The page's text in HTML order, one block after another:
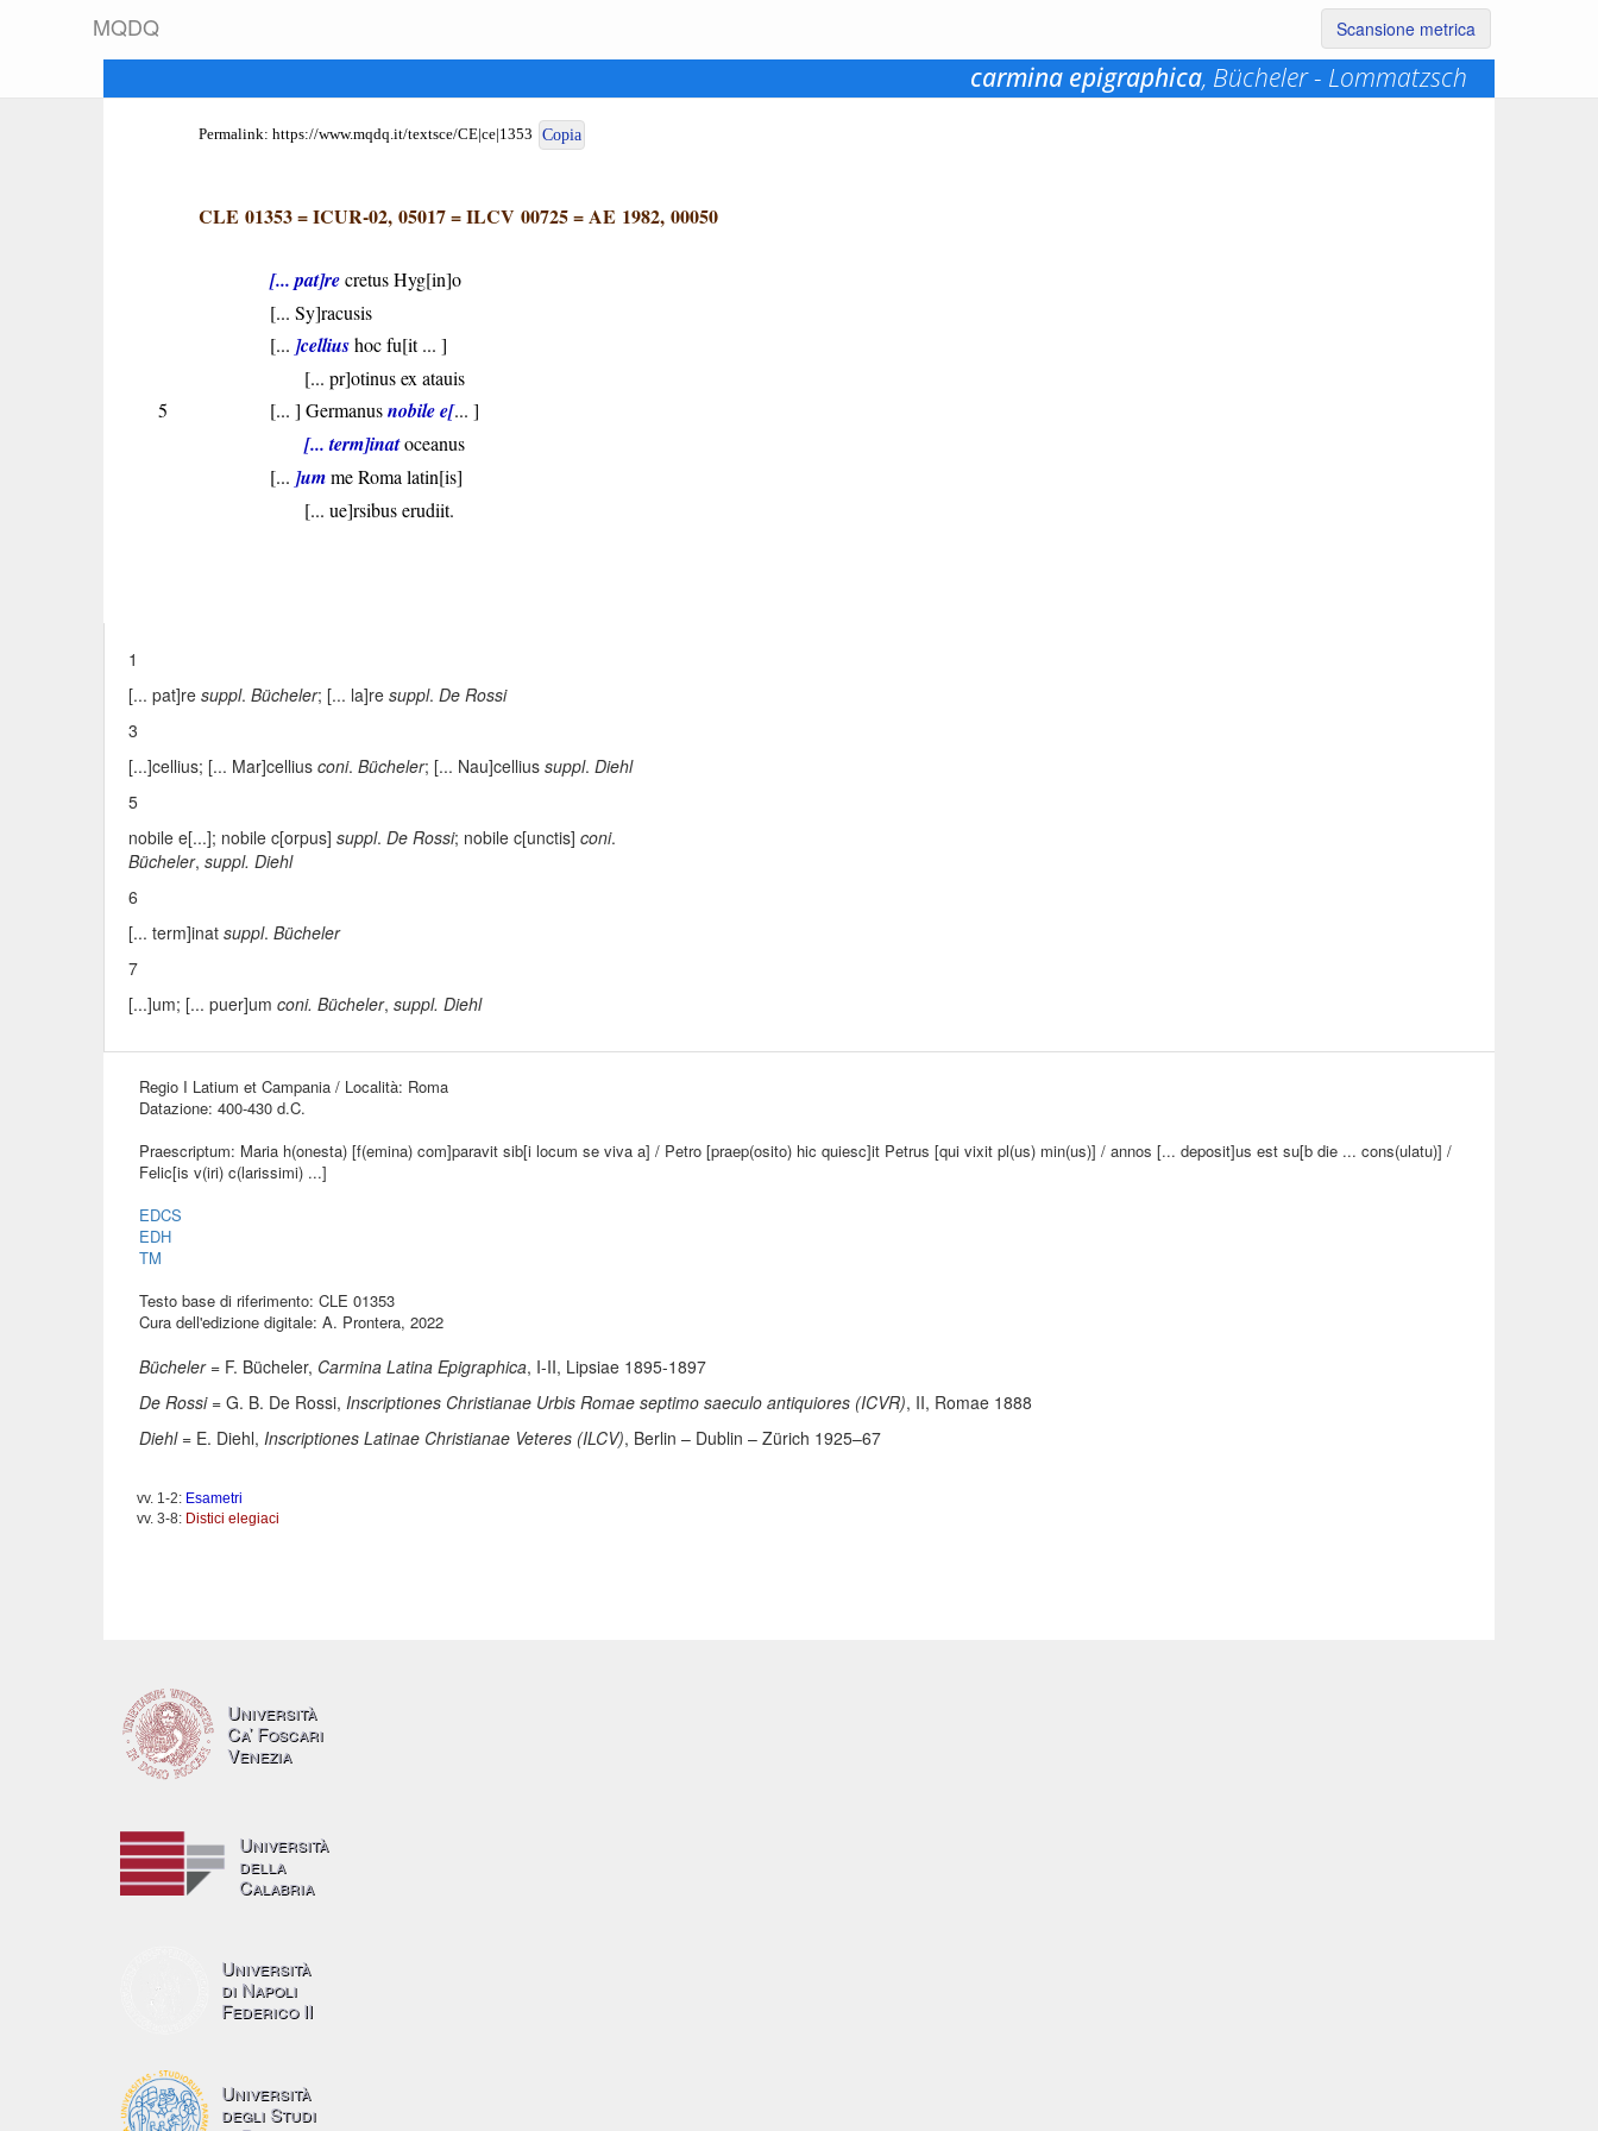
MQDQ Scansione metrica
carmina epigraphica, Bücheler - Lommatzsch
Permalink: https://www.mqdq.it/textsce/CE|ce|1353 Copia
CLE 01353=ICUR-02, 05017=ILCV 00725=AE 1982, 00050
[... pat]recretus Hyg[in]o
[... Sy]racusis
[... ]celliushoc fu[it ... ]
[... pr]otinus ex atauis
5
[... ] Germanusnobile e[... ]
[... term]inatoceanus
[... ]umme Roma latin[is]
[... ue]rsibus erudiit.
1
[... pat]re suppl. Bücheler; [... la]re suppl. De Rossi
3
[...]cellius; [... Mar]cellius coni. Bücheler; [... Nau]cellius suppl. Diehl
5
nobile e[...]; nobile c[orpus] suppl. De Rossi; nobile c[unctis] coni.
Bücheler, suppl. Diehl
6
[... term]inat suppl. Bücheler
7
[...]um; [... puer]um coni. Bücheler, suppl. Diehl
Regio I Latium et Campania / Località: Roma
Datazione: 400-430 d.C.
Praescriptum: Maria h(onesta) [f(emina) com]paravit sib[i locum se viva a] / Petro [praep(osito) hic quiesc]it Petrus [qui vixit pl(us) min(us)] / annos [... deposit]us est su[b die ... cons(ulatu)] /
Felic[is v(iri) c(larissimi) ...]
EDCS
EDH
TM
Testo base di riferimento: CLE 01353
Cura dell'edizione digitale: A. Prontera, 2022
Bücheler= F. Bücheler, Carmina Latina Epigraphica, I-II, Lipsiae 1895-1897
De Rossi= G. B. De Rossi, Inscriptiones Christianae Urbis Romae septimo saeculo antiquiores (ICVR), II, Romae 1888
Diehl= E. Diehl, Inscriptiones Latinae Christianae Veteres (ILCV), Berlin – Dublin – Zürich 1925–67
vv. 1-2: Esametri
vv. 3-8: Distici elegiaci
Università
Ca’ Foscari
Venezia
Università
della
Calabria
Università
di Napoli
Federico II
Università
degli Studi